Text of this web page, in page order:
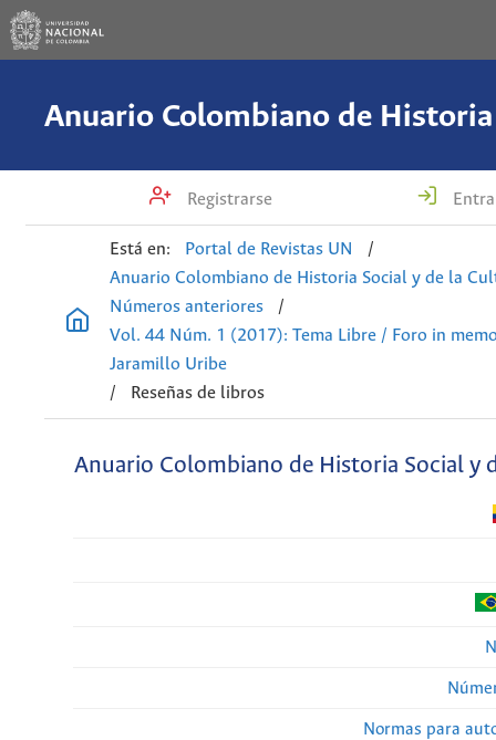
Registrarse
Está en: Portal de Revistas UN
/
Anuario Colombiano de Historia Social y de la
Números anteriores
/
Vol. 44 Núm. 1 (2017): Tema Libre / Foro in
Jaramillo Uribe
/
Reseñas de libros
Anuario Colombiano de Historia Social y
Normas para